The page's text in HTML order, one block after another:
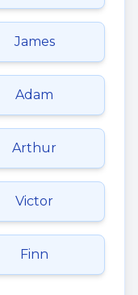
James
Adam
Arthur
Victor
Finn